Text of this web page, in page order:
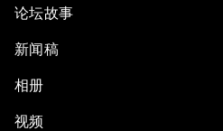
论坛故事
新闻稿
相册
视频